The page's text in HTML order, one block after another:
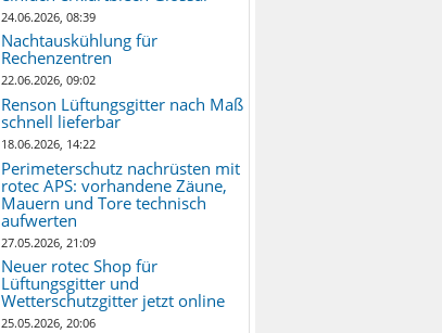
24.06.2026, 08:39
Nachtauskühlung für
Rechenzentren
22.06.2026, 09:02
Renson Lüftungsgitter nach Maß
schnell lieferbar
18.06.2026, 14:22
Perimeterschutz nachrüsten mit
rotec APS: vorhandene Zäune,
Mauern und Tore technisch
aufwerten
27.05.2026, 21:09
Neuer rotec Shop für
Lüftungsgitter und
Wetterschutzgitter jetzt online
25.05.2026, 20:06